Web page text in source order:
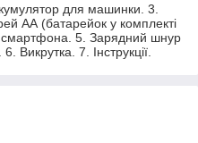
для машинки. 3.
АА (батарейок у комплекті
5. Зарядний шнур
Викрутка. 7. Інструкції.